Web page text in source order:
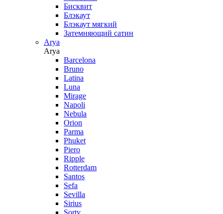
Бисквит
Блэкаут
Блэкаут мягкий
Затемняющий сатин
Arya
Arya
Barcelona
Bruno
Latina
Luna
Mirage
Napoli
Nebula
Orion
Parma
Phuket
Piero
Ripple
Rotterdam
Santos
Sefa
Sevilla
Sirius
Sorty